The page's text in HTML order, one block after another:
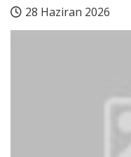
28 Haziran 2026